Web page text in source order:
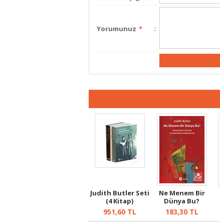
Yorumunuz * :
Judith Butler Seti
(4 Kitap)
951,60TL
Ne Menem Bir
Dünya Bu?
183,30TL